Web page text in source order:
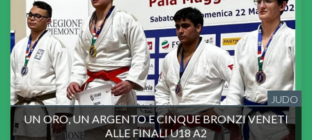
JUDO
UN ORO, UN ARGENTO E CINQUE BRONZI VENETI
ALLE FINALI U18 A2